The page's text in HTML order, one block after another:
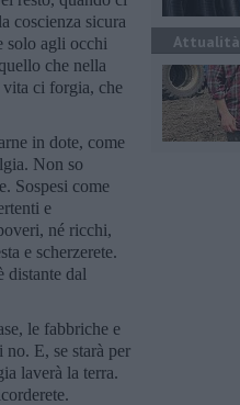
coscienza sicura
solo agli occhi
che nella
vita ci forgia, che
in dote, come
Non so
Sospesi come
e
né ricchi,
e scherzerete.
distante dal
le fabbriche e
E, se starà per
laverà la terra.
Attualità